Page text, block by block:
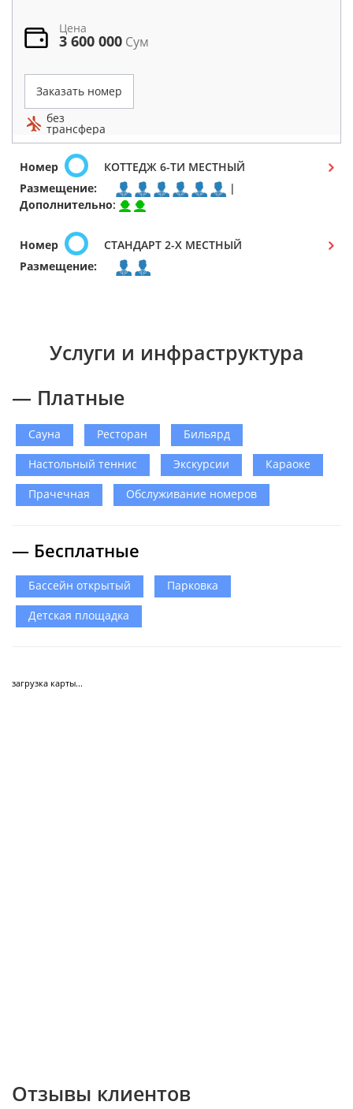
Цена
3 600 000 Сум
Заказать номер
без
трансфера
Номер
КОТТЕДЖ 6-ТИ МЕСТНЫЙ
Размещение:
|
Дополнительно:
Номер
СТАНДАРТ 2-Х МЕСТНЫЙ
Размещение:
Услуги и инфраструктура
— Платные
Сауна Ресторан
Бильярд
Настольный теннис
Экскурсии
Караоке
Прачечная
Обслуживание номеров
— Бесплатные
Бассейн открытый
Парковка
Детская площадка
загрузка карты...
Отзывы клиентов